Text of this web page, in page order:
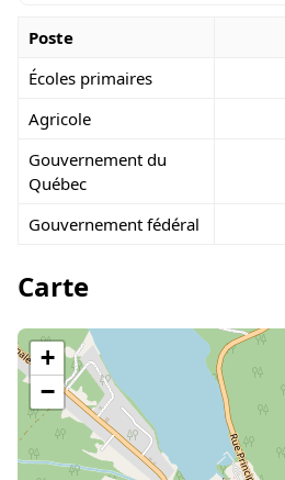
Poste
Écoles primaires
Agricole
Gouvernement du
Québec
Gouvernement fédéral
Carte
+
−